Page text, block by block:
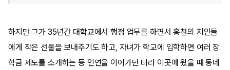
하지만 그가 35년간 대학교에서 행정 업무를 하면서 홍천의 지인들
에게 작은 선물을 보내주기도 하고, 자녀가 학교에 입학하면 여러 장
학금 제도를 소개하는 등 인연을 이어가던 터라 이곳에 왔을 때 동네